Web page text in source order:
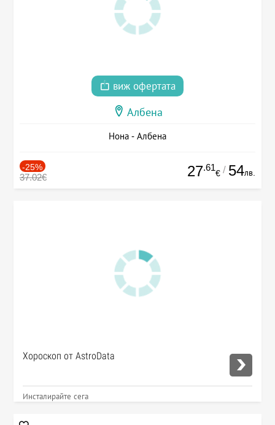
виж офертата
Албена
Нона - Албена
-25%
37.02€ 27.61
€ / 54лв.
Хороскоп от AstroData
Инсталирайте сега